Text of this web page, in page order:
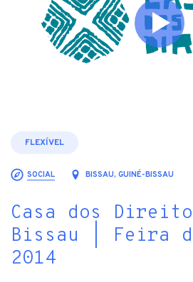
FLEXÍVEL
SOCIAL BISSAU, GUINÉ-BISSAU
Casa dos
Bissau | Feira
2014